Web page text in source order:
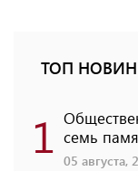
ТОП
1 семь
05 августа,